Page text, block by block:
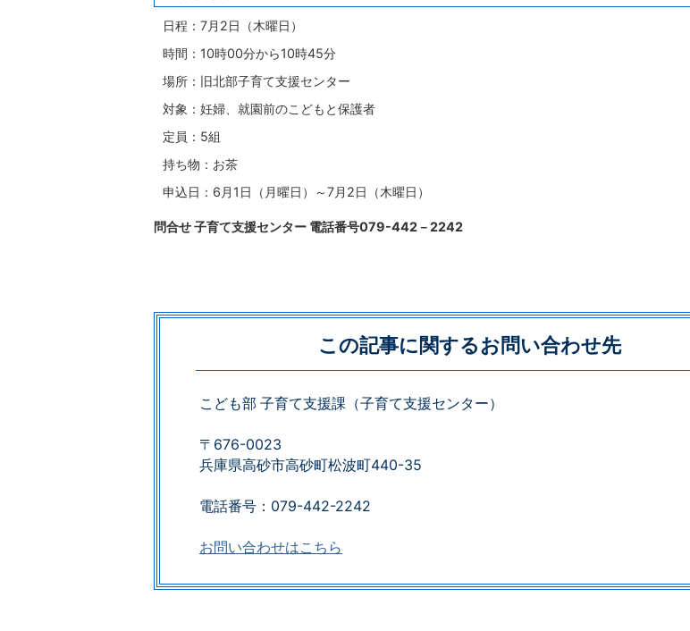
日程：7月2日（木曜日）
時間：10時00分から10時45分
場所：旧北部子育て支援センター
対象：妊婦、就園前のこどもと保護者
定員：5組
持ち物：お茶
申込日：6月1日（月曜日）～7月2日（木曜日）
問合せ 子育て支援センター 電話番号079-442－2242
この記事に関するお問い合わせ先
こども部 子育て支援課（子育て支援センター）
〒676-0023
兵庫県高砂市高砂町松波町440-35
電話番号：079-442-2242
お問い合わせはこちら